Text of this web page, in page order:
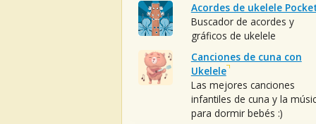
Acordes de ukelele
Buscador de acordes y
gráficos de ukelele
Canciones de cuna con
Ukelele
Las mejores canciones
infantiles de cuna y la
para dormir bebés :)